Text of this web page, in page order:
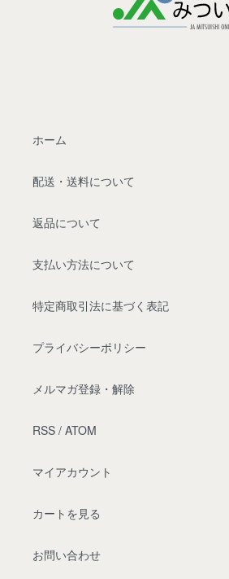
ホーム
配送・送料について
返品について
支払い方法について
特定商取引法に基づく表記
プライバシーポリシー
メルマガ登録・解除
RSS / ATOM
マイアカウント
カートを見る
お問い合わせ